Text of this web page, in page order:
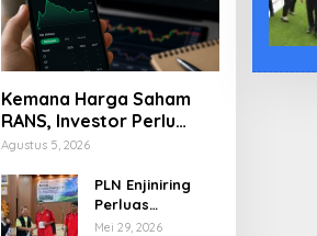
Kemana Harga Saham
RANS, Investor Perlu
Cermati Fundamental
Spekulasi Berlebihan
Agustus 5, 2026
PLN Enjiniring
Perluas
Wawasan Siswa
Mei 29, 2026